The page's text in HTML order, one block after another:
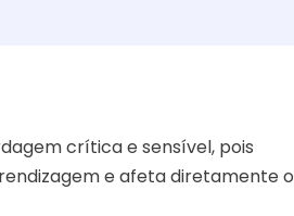
crítica e sensível, pois
e afeta diretamente o